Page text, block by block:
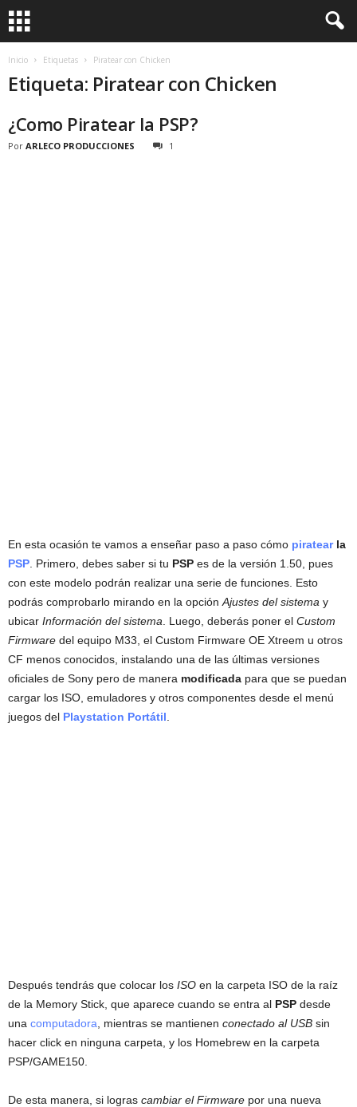
Inicio Etiquetas Piratear con Chicken
Etiqueta: Piratear con Chicken
¿Como Piratear la PSP?
Por ARLECO PRODUCCIONES 1
En esta ocasión te vamos a enseñar paso a paso cómo piratearla
PSP . Primero, debes saber si tu PSP es de la versión 1.50, pues
con este modelo podrán realizar una serie de funciones. Esto
podrás comprobarlo mirando en la opción Ajustes del sistema y
ubicar Información del sistema . Luego, deberás poner el Custom
Firmware del equipo M33, el Custom Firmware OE Xtreem u otros
CF menos conocidos, instalando una de las últimas versiones
oficiales de Sony pero de manera modificada para que se puedan
cargar los ISO, emuladores y otros componentes desde el menú
juegos del Playstation Portátil
Después tendrás que colocar los ISO en la carpeta ISO de la raíz
de la Memory Stick, que aparece cuando se entra al PSP desde
una computadora , mientras se mantienen conectado al USB sin
hacer click en ninguna carpeta, y los Homebrew en la carpeta
PSP/GAME150.
De esta manera, si logras cambiar el Firmware por una nueva